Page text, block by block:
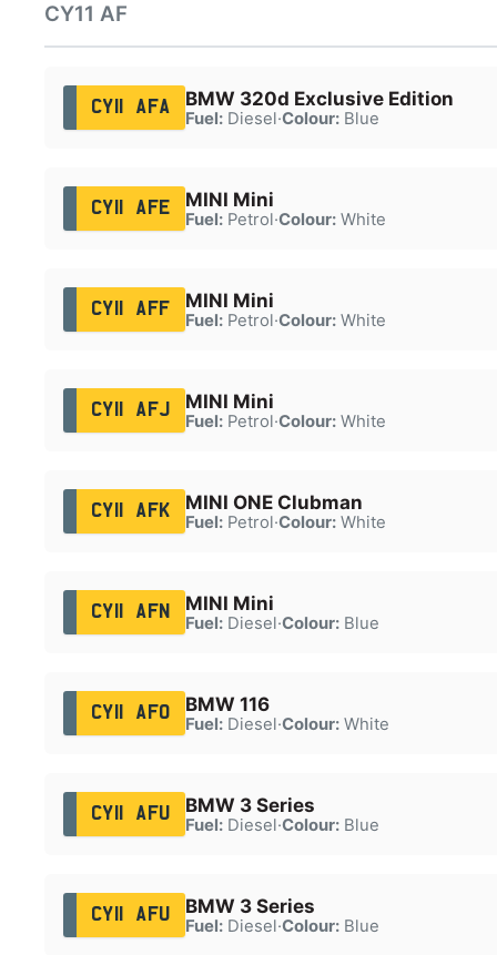
CY11 AF
CY11 AFA BMW 320d Exclusive Edition
Fuel:Diesel·Colour:Blue
CY11 AFE MINI Mini
Fuel:Petrol·Colour:White
CY11 AFF MINI Mini
Fuel:Petrol·Colour:White
CY11 AFJ MINI Mini
Fuel:Petrol·Colour:White
CY11 AFK MINI ONE Clubman
Fuel:Petrol·Colour:White
CY11 AFN MINI Mini
Fuel:Diesel·Colour:Blue
CY11 AFO BMW 116
Fuel:Diesel·Colour:White
CY11 AFU BMW 3 Series
Fuel:Diesel·Colour:Blue
CY11 AFU BMW 3 Series
Fuel:Diesel·Colour:Blue